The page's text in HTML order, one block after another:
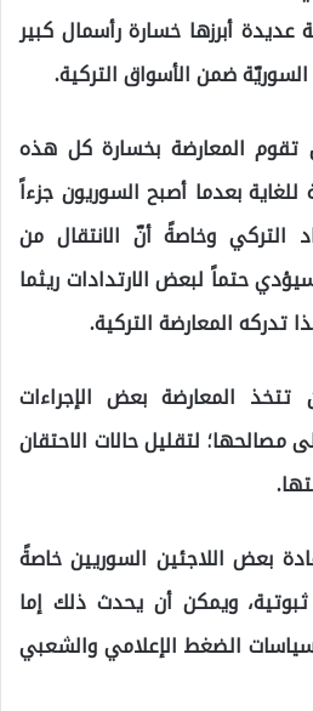
عديدة أبرزها خسارة رأسمال كبير
ضمن الأسواق التركية.
تقوم المعارضة بخسارة كل هذه
للغاية بعدما أصبح السوريون جزءاً
التركي وخاصةً أنّ الانتقال من
حتماً لبعض الارتدادات ريثما
تدركه المعارضة التركية.
المعارضة بعض الإجراءات
مصالحها؛ لتقليل حالات الاحتقان
بعض اللاجئين السوريين خاصةً
ثبوتية، ويمكن أن يحدث ذلك إما
الضغط الإعلامي والشعبي